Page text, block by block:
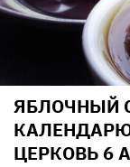
ЯБЛОЧНЫЙ
ЦЕРКОВЬ 6